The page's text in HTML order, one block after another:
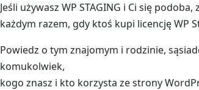
Jeśli używasz WP STAGING i Ci się
każdym razem, gdy ktoś kupi licencję WP
Powiedz o tym znajomym i rodzinie,
komukolwiek,
kogo znasz i kto korzysta ze strony